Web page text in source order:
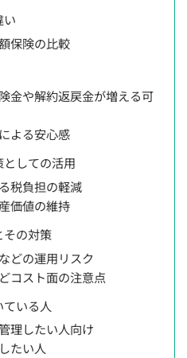
い
保険の比較
金や解約返戻金が増える可
よる安心感
しての活用
税負担の軽減
価値の維持
その対策
どの運用リスク
コスト面の注意点
いる人
理したい人向け
たい人